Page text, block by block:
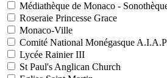
Médiathèque de Monaco -
Roseraie Princesse Grace
Monaco-Ville
Comité National Monégasque
Lycée Rainier III
St Paul's Anglican Church